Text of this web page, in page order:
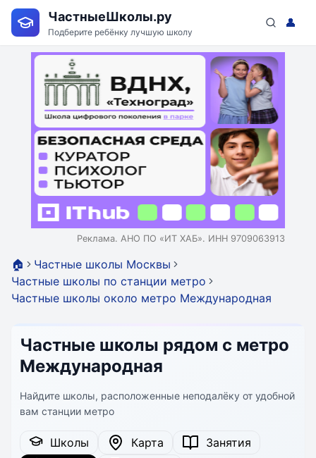
ЧастныеШколы.ру
Подберите ребёнку лучшую школу
👤
Реклама. АНО ПО «ИТ ХАБ». ИНН 9709063913
🏠
Частные школы Москвы
Частные школы по станции метро
Частные школы около метро Международная
Частные школы рядом с метро
Международная
Найдите школы, расположенные неподалёку от удобной
вам станции метро
Школы Карта
Занятия